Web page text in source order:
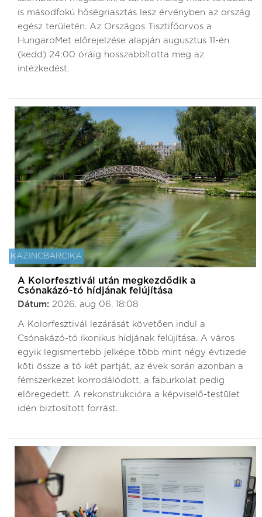
is másodfokú hőségriasztás lesz érvényben az ország
egész területén. Az Országos Tisztifőorvos a
HungaroMet előrejelzése alapján augusztus 11-én
(kedd) 24:00 óráig hosszabbította meg az
intézkedést.
KAZINCBARCIKA
A Kolorfesztivál után megkezdődik a
Csónakázó-tó hídjának felújítása
Dátum: 2026. aug 06. 18:08
A Kolorfesztivál lezárását követően indul a
Csónakázó-tó ikonikus hídjának felújítása. A város
egyik legismertebb jelképe több mint négy évtizede
köti össze a tó két partját, az évek során azonban a
fémszerkezet korrodálódott, a faburkolat pedig
elöregedett. A rekonstrukcióra a képviselő-testület
idén biztosított forrást.